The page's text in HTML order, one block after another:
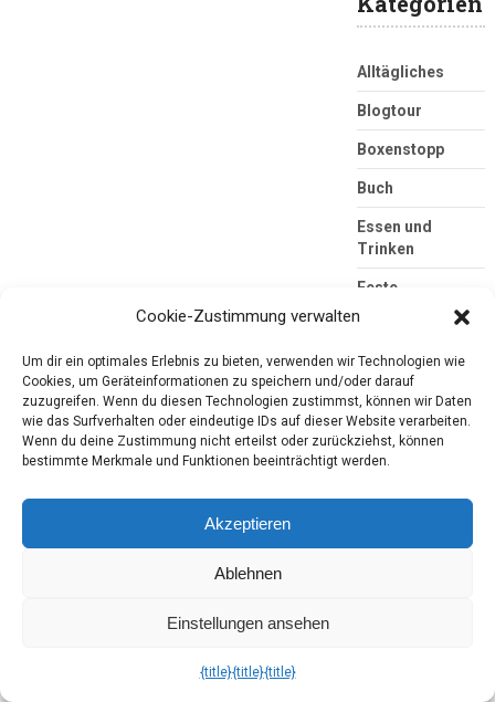
Alltägliches
Blogtour
Boxenstopp
Buch
Essen und
Trinken
Feste
For Me
Grill-Saison
Hallimash
Haushalt
Cookie-Zustimmung verwalten
Um dir ein optimales Erlebnis zu bieten, verwenden wir Technologien wie
Cookies, um Geräteinformationen zu speichern und/oder darauf
zuzugreifen. Wenn du diesen Technologien zustimmst, können wir Daten
wie das Surfverhalten oder eindeutige IDs auf dieser Website verarbeiten.
Wenn du deine Zustimmung nicht erteilst oder zurückziehst, können
bestimmte Merkmale und Funktionen beeinträchtigt werden.
Akzeptieren
Ablehnen
Einstellungen ansehen
{title}{title}{title}